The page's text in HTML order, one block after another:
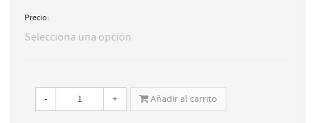
Precio:
Selecciona una opción
- + Añadir al carrito